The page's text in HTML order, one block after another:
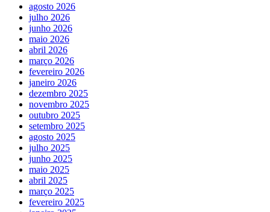
agosto 2026
julho 2026
junho 2026
maio 2026
abril 2026
março 2026
fevereiro 2026
janeiro 2026
dezembro 2025
novembro 2025
outubro 2025
setembro 2025
agosto 2025
julho 2025
junho 2025
maio 2025
abril 2025
março 2025
fevereiro 2025